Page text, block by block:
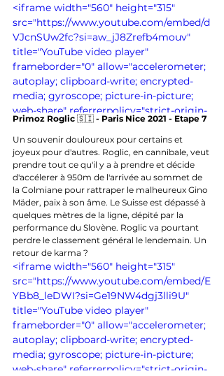
<iframe width="560" height="315"
src="https://www.youtube.com/embed/d
VJcnSUw2fc?si=aw_jJ8Zrefb4mouv"
title="YouTube video player"
frameborder="0" allow="accelerometer;
autoplay; clipboard-write; encrypted-
media; gyroscope; picture-in-picture;
web-share" referrerpolicy="strict-origin-
when-cross-origin" allowfullscreen>
</iframe>
Primoz Roglic 🇸🇮 - Paris Nice 2021 - Etape 7
Un souvenir douloureux pour certains et
joyeux pour d'autres. Roglic, en cannibale, veut
prendre tout ce qu'il y a à prendre et décide
d'accélerer à 950m de l'arrivée au sommet de
la Colmiane pour rattraper le malheureux Gino
Mäder, paix à son âme. Le Suisse est dépassé à
quelques mètres de la ligne, dépité par la
performance du Slovène. Roglic va pourtant
perdre le classement général le lendemain. Un
retour de karma ?
<iframe width="560" height="315"
src="https://www.youtube.com/embed/E
YBb8_leDWI?si=Ge19NW4dgj3lli9U"
title="YouTube video player"
frameborder="0" allow="accelerometer;
autoplay; clipboard-write; encrypted-
media; gyroscope; picture-in-picture;
web-share" referrerpolicy="strict-origin-